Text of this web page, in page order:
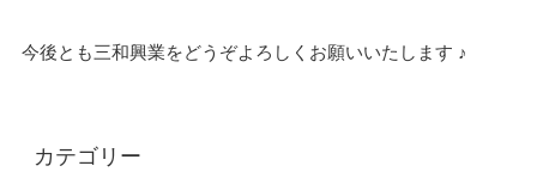
今後とも三和興業をどうぞよろしくお願いいたします ♪
カテゴリー